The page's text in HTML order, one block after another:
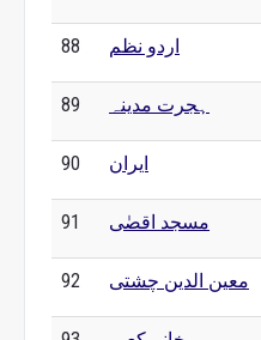
88 اردو نظم
89 ہجرت مدینہ
90 ایران
91 مسجد اقصٰی
92 معین الدین چشتی